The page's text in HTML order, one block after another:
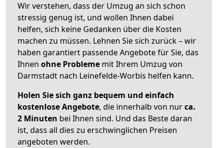
Wir verstehen, dass der Umzug an sich schon
stressig genug ist, und wollen Ihnen dabei
helfen, sich keine Gedanken über die Kosten
machen zu müssen. Lehnen Sie sich zurück – wir
haben garantiert passende Angebote für Sie, das
Ihnen ohne Probleme mit Ihrem Umzug von
Darmstadt nach Leinefelde-Worbis helfen kann.
Holen Sie sich ganz bequem und einfach
kostenlose Angebote, die innerhalb von nurca.
2 Minuten bei Ihnen sind. Und das Beste daran
ist, dass all dies zu erschwinglichen Preisen
angeboten werden.